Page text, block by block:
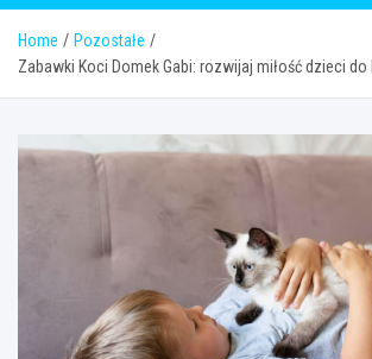
Home
Pozostałe
Zabawki Koci Domek Gabi: rozwijaj miłość dzieci